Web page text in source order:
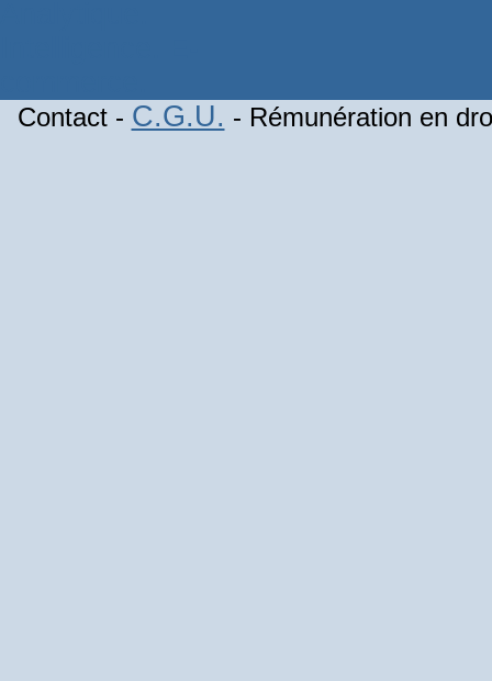
Contact - C.G.U. - Rémunération en